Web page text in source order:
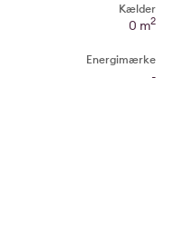
Kælder
0 m2
Energimærke
-